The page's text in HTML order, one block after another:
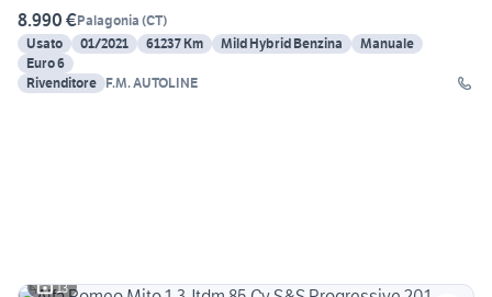
8.990 €Palagonia (CT)
Usato
01/2021 61237 Km Mild Hybrid Benzina
Manuale
Euro 6
Rivenditore F.M. AUTOLINE
13